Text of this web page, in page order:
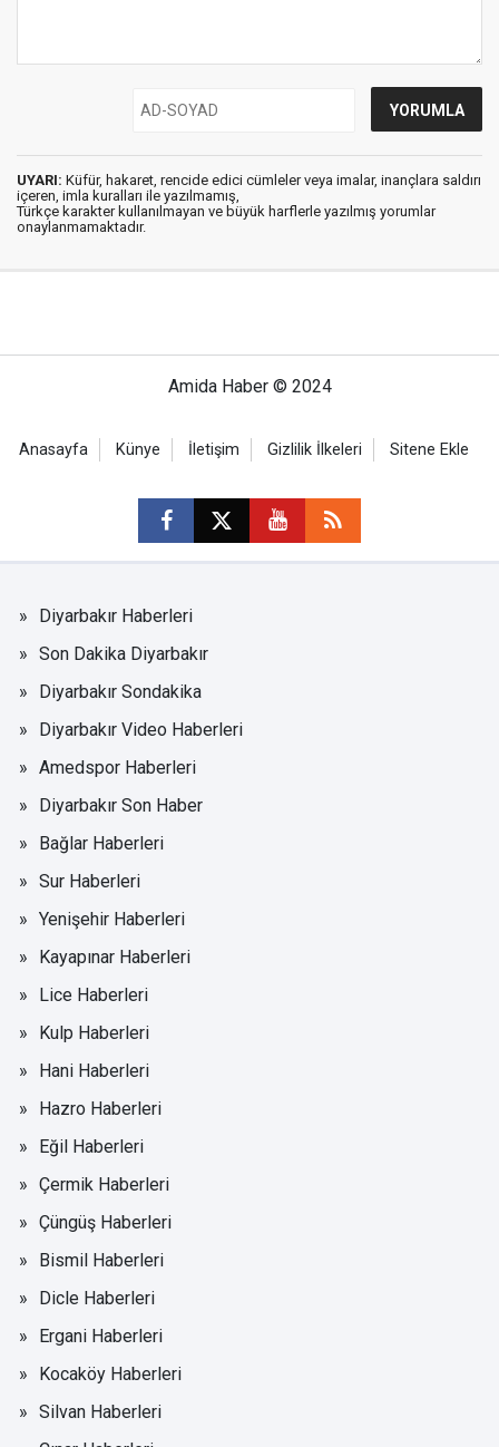
UYARI: Küfür, hakaret, rencide edici cümleler veya imalar, inançlara saldırı
içeren, imla kuralları ile yazılmamış,
Türkçe karakter kullanılmayan ve büyük harflerle yazılmış yorumlar
onaylanmamaktadır.
Amida Haber © 2024
Anasayfa Künye İletişim Gizlilik İlkeleri Sitene Ekle
Diyarbakır Haberleri
Son Dakika Diyarbakır
Diyarbakır Sondakika
Diyarbakır Video Haberleri
Amedspor Haberleri
Diyarbakır Son Haber
Bağlar Haberleri
Sur Haberleri
Yenişehir Haberleri
Kayapınar Haberleri
Lice Haberleri
Kulp Haberleri
Hani Haberleri
Hazro Haberleri
Eğil Haberleri
Çermik Haberleri
Çüngüş Haberleri
Bismil Haberleri
Dicle Haberleri
Ergani Haberleri
Kocaköy Haberleri
Silvan Haberleri